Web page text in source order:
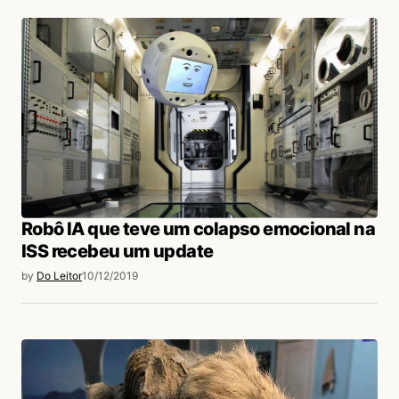
formando uma colônia maior. Este tipo de
organização social é o atributo principal
responsável pelo domínio ecológico dessas
formigas. Sem dúvida temos muitas coisas
para aprender destas formigas, sobre tudo
“não separar”. Embora o cérebro das pessoas
seja incrivelmente maior ao das formigas, tem
pessoas que separam e criam rivalidades por
besteiras como raça, idioma, emprego e até
futebol, e mesmo neste blog que sempre achei
muito inteligente vejo que esse pensamento
pobre persiste.
Prof. Arapiraca
Robô IA que teve um colapso emocional na
ISS recebeu um update
by Do Leitor10/12/2019